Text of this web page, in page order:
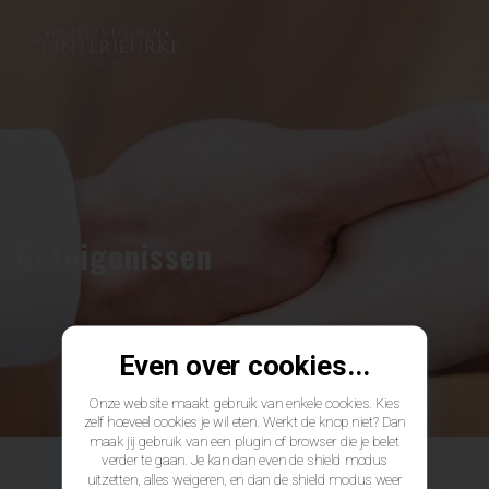
Getuigenissen
Even over cookies...
Onze website maakt gebruik van enkele cookies. Kies
zelf hoeveel cookies je wil eten. Werkt de knop niet? Dan
maak jij gebruik van een plugin of browser die je belet
verder te gaan. Je kan dan even de shield modus
uitzetten, alles weigeren, en dan de shield modus weer